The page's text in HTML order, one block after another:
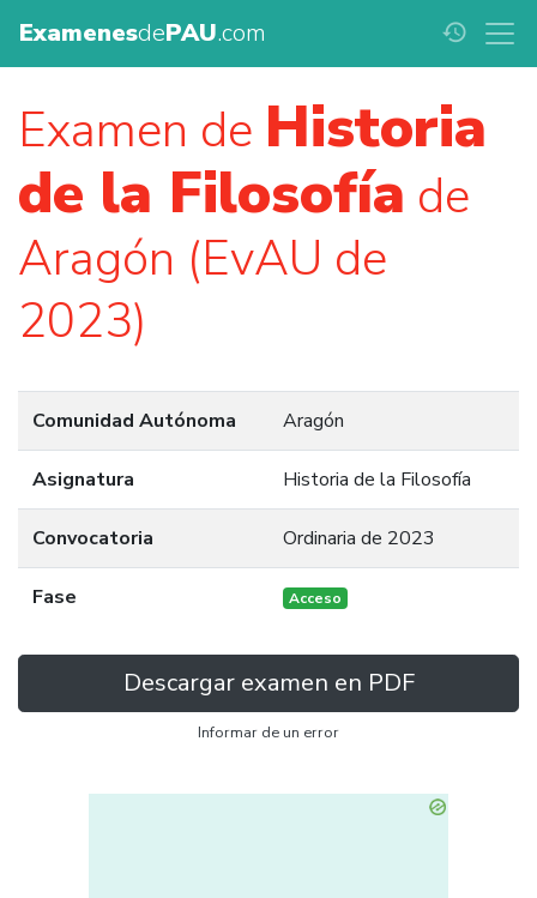
ExamenesdePAU.com history
Examen de Historia
de la Filosofía de
Aragón (EvAU de
2023)
Comunidad Autónoma Aragón
Asignatura Historia de la Filosofía
Convocatoria Ordinaria de 2023
Fase Acceso
Descargar examen en PDF
Informar de un error